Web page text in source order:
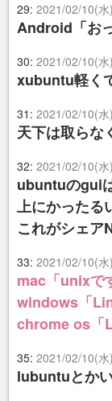
29: 2021/02/10(
Android「お
30: 2021/02/10(
xubuntu軽く
31: 2021/02/10(
天下は取らな
32: 2021/02/10(
ubuntuのgui
上にかったる
これがシェア
33: 2021/02/10(
mac「unixで
windows「
chrome os「
35: 2021/02/10(
lubuntuとか